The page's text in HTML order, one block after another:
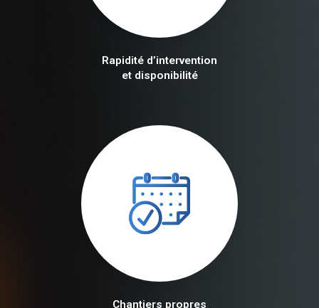
Rapidité d’intervention
et disponibilité
Chantiers propres